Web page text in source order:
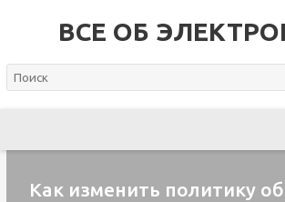
ВСЕ ОБ
Как изменить политику